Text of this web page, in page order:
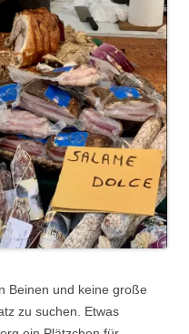
Beinen und keine große
zu suchen. Etwas